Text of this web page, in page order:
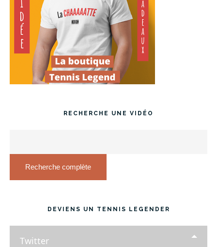
RECHERCHE UNE VIDÉO
Recherche complète
DEVIENS UN TENNIS LEGENDER
Twitter